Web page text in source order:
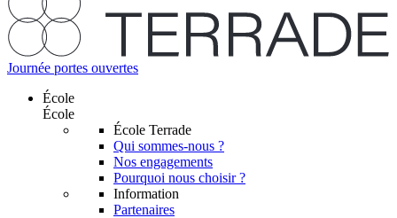
Journée portes ouvertes
École
École
École Terrade
Qui sommes-nous ?
Nos engagements
Pourquoi nous choisir ?
Information
Partenaires